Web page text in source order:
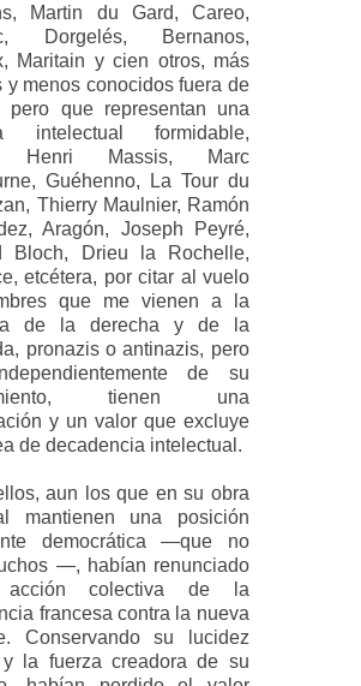
Martin du Gard, Careo,
Dorgelés, Bernanos,
Maritain y cien otros, más
y menos conocidos fuera de
pero que representan una
intelectual formidable,
Henri Massis, Marc
Guéhenno, La Tour du
Thierry Maulnier, Ramón
Aragón, Joseph Peyré,
Bloch, Drieu la Rochelle,
etcétera, por citar al vuelo
que me vienen a la
de la derecha y de la
pronazis o antinazis, pero
de su
tienen una
y un valor que excluye
de decadencia intelectual.
aun los que en su obra
mantienen una posición
democrática —que no
—, habían renunciado
colectiva de la
francesa contra la nueva
Conservando su lucidez
y la fuerza creadora de su